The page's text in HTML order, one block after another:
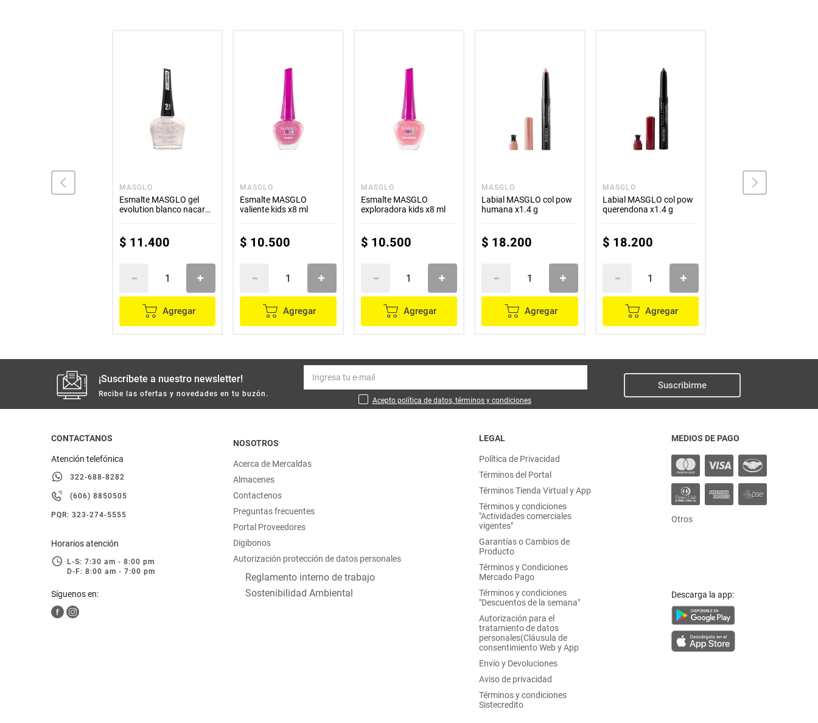
MASGLO
Esmalte MASGLO gel
evolution blanco nacar
$ 11.400
Agregar
MASGLO
Esmalte MASGLO
valiente kids x8 ml
$ 10.500
Agregar
MASGLO
Esmalte MASGLO
exploradora kids x8 ml
$ 10.500
Agregar
MASGLO
Labial MASGLO col pow
humana x1.4 g
$ 18.200
Agregar
MASGLO
Labial MASGLO col pow
querendona x1.4 g
$ 18.200
Agregar
¡Suscríbete a nuestro newsletter!
Recibe las ofertas y novedades en tu buzón.
Acepto política de datos, términos y condiciones
Suscribirme
CONTACTANOS
Atención telefónica
322-688-8282
(606) 8850505
PQR: 323-274-5555
Horarios atención
L-S: 7:30 am - 8:00 pm
D-F: 8:00 am - 7:00 pm
Síguenos en:
NOSOTROS
Acerca de Mercaldas
Almacenes
Contactenos
Preguntas frecuentes
Portal Proveedores
Digibonos
Autorización protección de datos personales
Reglamento interno de trabajo
Sostenibilidad Ambiental
LEGAL
Política de Privacidad
Términos del Portal
Términos Tienda Virtual y App
Términos y condiciones
"Actividades comerciales
vigentes"
Garantías o Cambios de
Producto
Términos y Condiciones
Mercado Pago
Términos y condiciones
"Descuentos de la semana"
Autorización para el
tratamiento de datos
personales(Cláusula de
consentimiento Web y App
Envío y Devoluciones
Aviso de privacidad
Términos y condiciones
Sistecredito
MEDIOS DE PAGO
Otros
Descarga la app: